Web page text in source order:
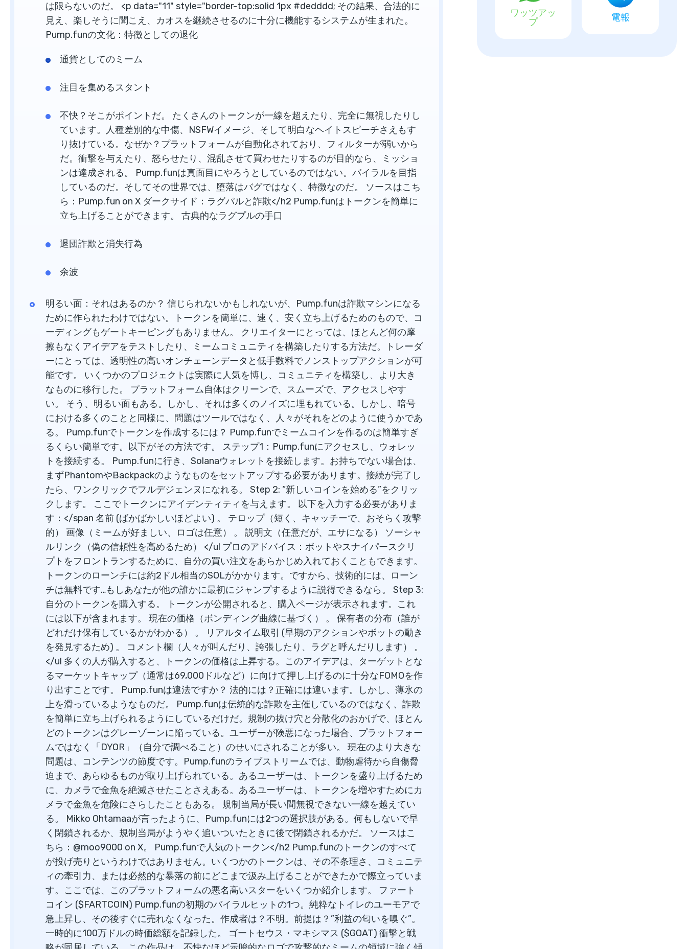
は限らないのだ。 <p data="11" style="border-top:solid 1px #dedddd; その結果、合法的に
見え、楽しそうに聞こえ、カオスを継続させるのに十分に機能するシステムが生まれた。
Pump.funの文化：特徴としての退化
通貨としてのミーム
注目を集めるスタント
不快？そこがポイントだ。 たくさんのトークンが一線を超えたり、完全に無視したりし
ています。人種差別的な中傷、NSFWイメージ、そして明白なヘイトスピーチさえもす
り抜けている。なぜか？プラットフォームが自動化されており、フィルターが弱いから
だ。衝撃を与えたり、怒らせたり、混乱させて買わせたりするのが目的なら、ミッショ
ンは達成される。 Pump.funは真面目にやろうとしているのではない。バイラルを目指
しているのだ。そしてその世界では、堕落はバグではなく、特徴なのだ。 ソースはこち
ら：Pump.fun on X ダークサイド：ラグパルと詐欺</h2 Pump.funはトークンを簡単に
立ち上げることができます。 古典的なラグプルの手口
退団詐欺と消失行為
余波
明るい面：それはあるのか？ 信じられないかもしれないが、Pump.funは詐欺マシンになる
ために作られたわけではない。トークンを簡単に、速く、安く立ち上げるためのもので、コ
ーディングもゲートキーピングもありません。 クリエイターにとっては、ほとんど何の摩
擦もなくアイデアをテストしたり、ミームコミュニティを構築したりする方法だ。トレーダ
ーにとっては、透明性の高いオンチェーンデータと低手数料でノンストップアクションが可
能です。 いくつかのプロジェクトは実際に人気を博し、コミュニティを構築し、より大き
なものに移行した。 プラットフォーム自体はクリーンで、スムーズで、アクセスしやす
い。 そう、明るい面もある。しかし、それは多くのノイズに埋もれている。しかし、暗号
における多くのことと同様に、問題はツールではなく、人々がそれをどのように使うかであ
る。 Pump.funでトークンを作成するには？ Pump.funでミームコインを作るのは簡単すぎ
るくらい簡単です。以下がその方法です。 ステップ1：Pump.funにアクセスし、ウォレッ
トを接続する。 Pump.funに行き、Solanaウォレットを接続します。お持ちでない場合は、
まずPhantomやBackpackのようなものをセットアップする必要があります。接続が完了し
たら、ワンクリックでフルデジェンヌになれる。 Step 2: “新しいコインを始める”をクリッ
クします。 ここでトークンにアイデンティティを与えます。 以下を入力する必要がありま
す：</span 名前 (ばかばかしいほどよい) 。 テロップ（短く、キャッチーで、おそらく攻撃
的） 画像（ミームが好ましい、ロゴは任意） 。 説明文（任意だが、エサになる） ソーシャ
ルリンク（偽の信頼性を高めるため） </ul プロのアドバイス：ボットやスナイパースクリ
プトをフロントランするために、自分の買い注文をあらかじめ入れておくこともできます。
トークンのローンチには約2ドル相当のSOLがかかります。ですから、技術的には、ローン
チは無料です…もしあなたが他の誰かに最初にジャンプするように説得できるなら。 Step 3:
自分のトークンを購入する。 トークンが公開されると、購入ページが表示されます。これ
には以下が含まれます。 現在の価格（ボンディング曲線に基づく） 。 保有者の分布（誰が
どれだけ保有しているかがわかる） 。 リアルタイム取引 (早期のアクションやボットの動き
を発見するため) 。 コメント欄（人々が叫んだり、誇張したり、ラグと呼んだりします） 。
</ul 多くの人が購入すると、トークンの価格は上昇する。このアイデアは、ターゲットとな
るマーケットキャップ（通常は69,000ドルなど）に向けて押し上げるのに十分なFOMOを作
り出すことです。 Pump.funは違法ですか？ 法的には？正確には違います。しかし、薄氷の
上を滑っているようなものだ。 Pump.funは伝統的な詐欺を主催しているのではなく、詐欺
を簡単に立ち上げられるようにしているだけだ。規制の抜け穴と分散化のおかげで、ほとん
どのトークンはグレーゾーンに陥っている。ユーザーが険悪になった場合、プラットフォー
ムではなく「DYOR」（自分で調べること）のせいにされることが多い。 現在のより大きな
問題は、コンテンツの節度です。Pump.funのライブストリームでは、動物虐待から自傷脅
迫まで、あらゆるものが取り上げられている。あるユーザーは、トークンを盛り上げるため
に、カメラで金魚を絶滅させたことさえある。あるユーザーは、トークンを増やすためにカ
メラで金魚を危険にさらしたこともある。 規制当局が長い間無視できない一線を越えてい
る。 Mikko Ohtamaaが言ったように、Pump.funには2つの選択肢がある。何もしないで早
く閉鎖されるか、規制当局がようやく追いついたときに後で閉鎖されるかだ。 ソースはこ
ちら：@moo9000 on X。 Pump.funで人気のトークン</h2 Pump.funのトークンのすべて
が投げ売りというわけではありません。いくつかのトークンは、その不条理さ、コミュニテ
ィの牽引力、または必然的な暴落の前にどこまで汲み上げることができたかで際立っていま
す。ここでは、このプラットフォームの悪名高いスターをいくつか紹介します。 ファート
コイン ($FARTCOIN) Pump.funの初期のバイラルヒットの1つ。純粋なトイレのユーモアで
急上昇し、その後すぐに売れなくなった。作成者は？不明。前提は？”利益の匂いを嗅ぐ”。
一時的に100万ドルの時価総額を記録した。 ゴートセウス・マキシマス ($GOAT) 衝撃と戦
ワッツアッ
プ
電報